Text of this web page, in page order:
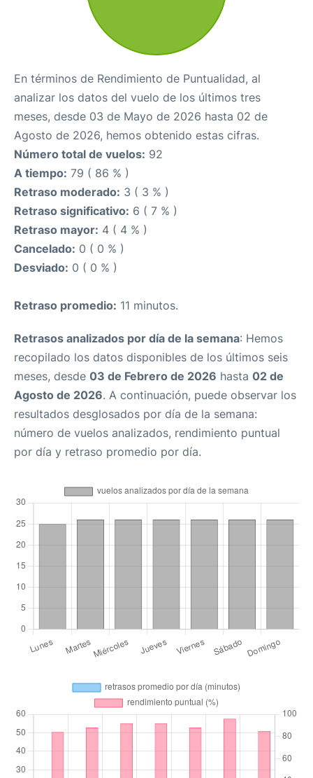
En términos de Rendimiento de Puntualidad, al
analizar los datos del vuelo de los últimos tres
meses, desde 03 de Mayo de 2026 hasta 02 de
Agosto de 2026, hemos obtenido estas cifras.
Número total de vuelos: 92
A tiempo: 79 ( 86 % )
Retraso moderado: 3 ( 3 % )
Retraso significativo: 6 ( 7 % )
Retraso mayor: 4 ( 4 % )
Cancelado: 0 ( 0 % )
Desviado: 0 ( 0 % )
Retraso promedio: 11 minutos.
Retrasos analizados por día de la semana: Hemos
recopilado los datos disponibles de los últimos seis
meses, desde 03 de Febrero de 2026 hasta 02 de
Agosto de 2026. A continuación, puede observar los
resultados desglosados por día de la semana:
número de vuelos analizados, rendimiento puntual
por día y retraso promedio por día.